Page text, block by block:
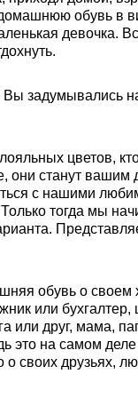
обувь в
девочка.
Вы задумывались
цветов,
они станут
с нашими
тогда мы
обувь о своем
или
или друг, мама,
это на самом
о своих друзьях,